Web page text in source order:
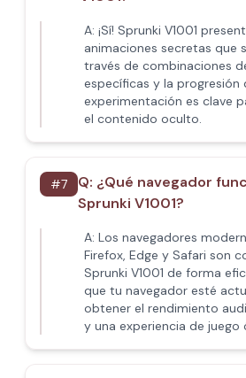
A: ¡Sí! Sprunki V1001
animaciones secretas que
través de combinaciones
específicas y la progresión
experimentación es clave
el contenido oculto.
#7 Q: ¿Qué navegador
Sprunki V1001?
A: Los navegadores
Firefox, Edge y Safari son
Sprunki V1001 de forma
que tu navegador esté
obtener el rendimiento
y una experiencia de juego